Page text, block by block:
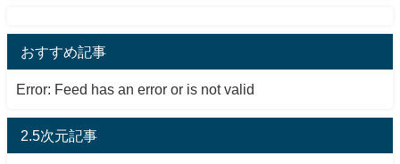
おすすめ記事
Error: Feed has an error or is not valid
2.5次元記事